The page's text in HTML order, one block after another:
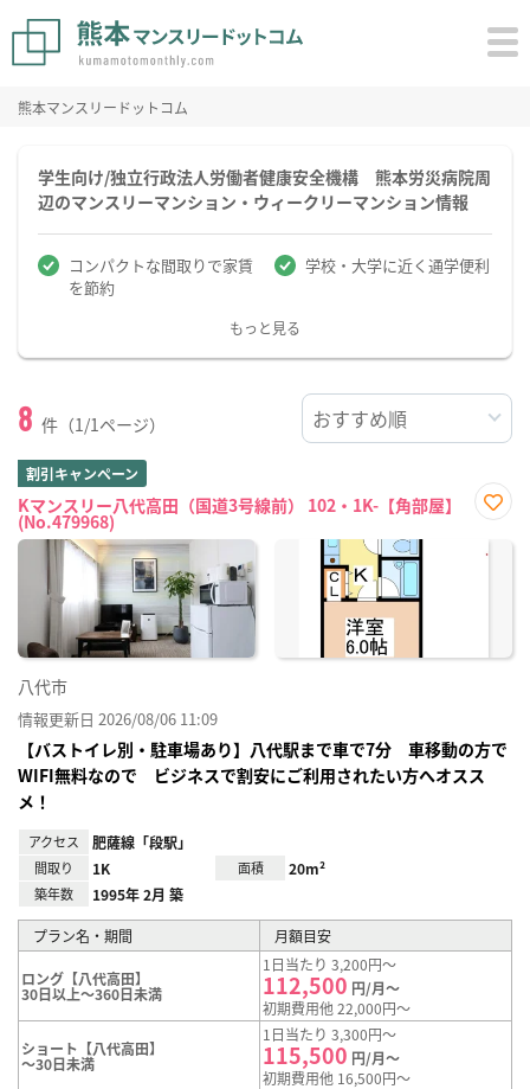
熊本マンスリードットコム
学生向け/独立行政法人労働者健康安全機構 熊本労災病院周
辺のマンスリーマンション・ウィークリーマンション情報
コンパクトな間取りで家賃
を節約
学校・大学に近く通学便利
もっと見る
8 件（1/1ページ）
割引キャンペーン
Kマンスリー八代高田（国道3号線前） 102・1K-【角部屋】
(No.479968)
に入
り登
八代市
情報更新日 2026/08/06 11:09
【バストイレ別・駐車場あり】八代駅まで車で7分 車移動の方で
WIFI無料なので ビジネスで割安にご利用されたい方へオスス
メ！
アクセス 肥薩線「段駅」
間取り 1K 面積 20m²
築年数 1995年 2月 築
プラン名・期間 月額目安
ロング【八代高田】
30日以上～360日未満
1日当たり 3,200円～
112,500 円/月～
初期費用他 22,000円～
ショート【八代高田】
～30日未満
1日当たり 3,300円～
115,500 円/月～
初期費用他 16,500円～